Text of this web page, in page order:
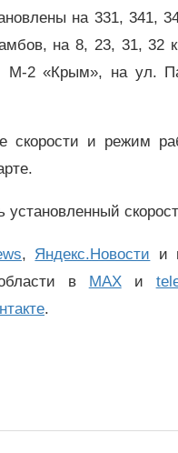
на 331, 341,
на 8, 23, 31, 32
М-2 «Крым», на ул.
скорости и режим
, Яндекс.Новости и
в MAXи
.